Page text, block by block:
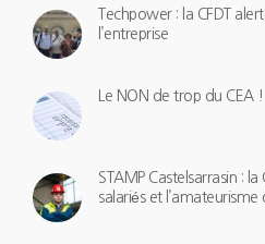
Techpower : la CFDT
l’entreprise
Le NON de trop du CEA !
STAMP Castelsarrasin :
salariés et l’amateurisme